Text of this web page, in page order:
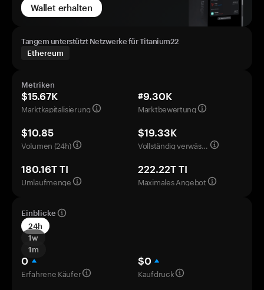
Wallet erhalten
Tangem unterstützt Netzwerke für Titanium22
Ethereum
Metriken
$15.67K
Marktkapitalisierung
#9.30K
Marktbewertung
$10.85
Volumen (24h)
$19.33K
Vollständig verwässerte Bewertung
180.16T TI
Umlaufmenge
222.22T TI
Maximales Angebot
Einblicke
24h
1w
1m
0
Erfahrene Käufer
$0
Kaufdruck